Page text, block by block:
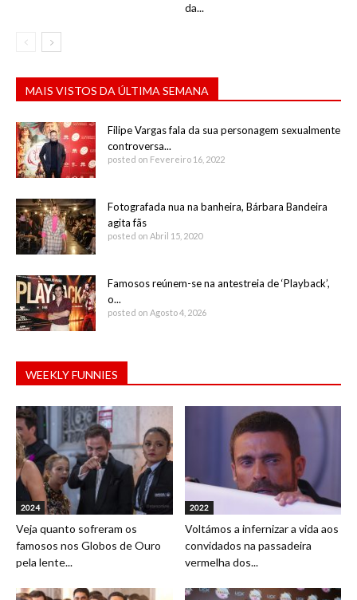
da...
MAIS VISTOS DA ÚLTIMA SEMANA
Filipe Vargas fala da sua personagem sexualmente
controversa...
posted on Fevereiro 16, 2022
Fotografada nua na banheira, Bárbara Bandeira
agita fãs
posted on Abril 15, 2020
Famosos reúnem-se na antestreia de ‘Playback’,
o...
posted on Agosto 4, 2026
WEEKLY FUNNIES
2024
Veja quanto sofreram os
famosos nos Globos de Ouro
pela lente...
2022
Voltámos a infernizar a vida aos
convidados na passadeira
vermelha dos...